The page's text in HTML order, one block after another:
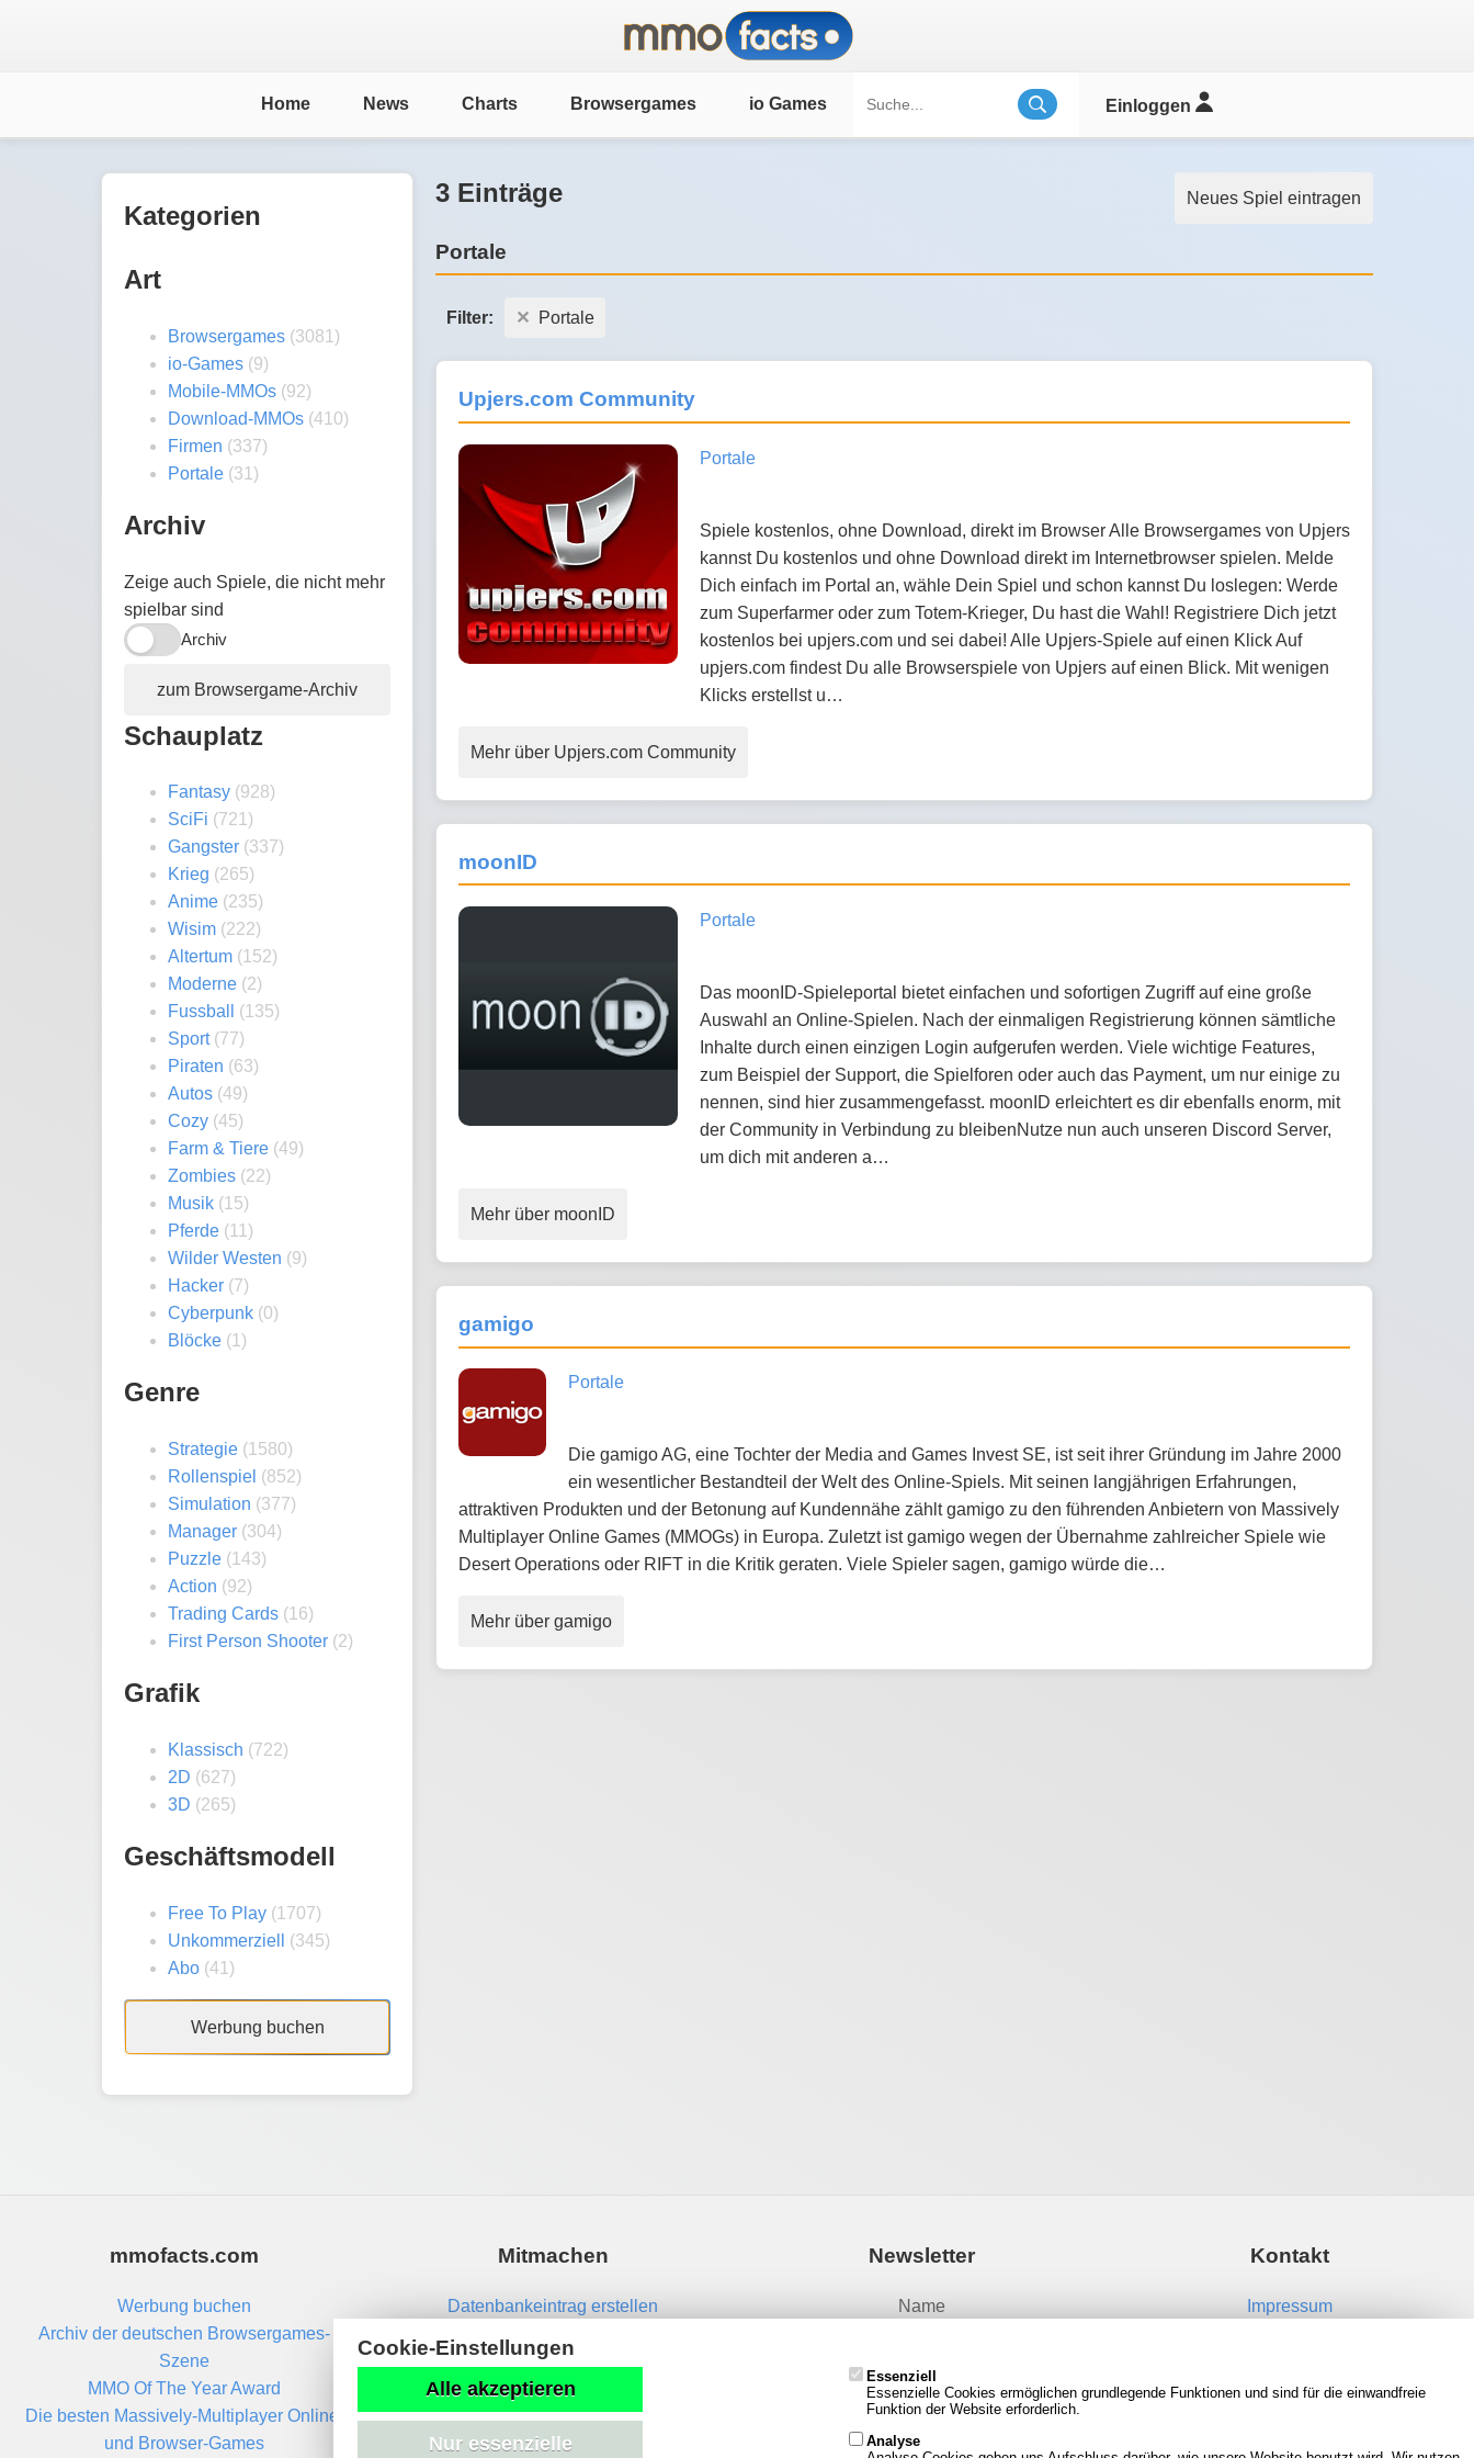
Home News Charts Browsergames io Games Einloggen
Kategorien
Art
Browsergames (3081)
io-Games (9)
Mobile-MMOs (92)
Download-MMOs (410)
Firmen (337)
Portale (31)
Archiv
Zeige auch Spiele, die nicht mehr
spielbar sind
Archiv
zum Browsergame-Archiv
Schauplatz
Fantasy (928)
SciFi (721)
Gangster (337)
Krieg (265)
Anime (235)
Wisim (222)
Altertum (152)
Moderne (2)
Fussball
(135)
Sport(77)
Piraten (63)
Autos (49)
Cozy (45)
Farm & Tiere (49)
Zombies (22)
Musik (15)
Pferde (11)
Wilder Westen (9)
Hacker (7)
Cyberpunk (0)
Blöcke (1)
Genre
Strategie (1580)
Rollenspiel (852)
Simulation (377)
Manager (304)
Puzzle (143)
Action (92)
Trading Cards (16)
First Person Shooter (2)
Grafik
Klassisch (722)
2D (627)
3D (265)
Geschäftsmodell
Free To Play (1707)
Unkommerziell
(345)
Abo (41)
Werbung buchen
Neues Spiel eintragen
3 Einträge
Portale
Filter: Portale
Upjers.com Community
Portale
Spiele kostenlos, ohne Download, direkt im Browser Alle Browsergames von Upjers
kannst Du kostenlos und ohne Download direkt im Internetbrowser spielen. Melde
Dich einfach im Portal an, wähle Dein Spiel und schon kannst Du loslegen: Werde
zum Superfarmer oder zum Totem-Krieger, Du hast die Wahl! Registriere Dich jetzt
kostenlos bei upjers.com und sei dabei! Alle Upjers-Spiele auf einen Klick Auf
upjers.com findest Du alle Browserspiele von Upjers auf einen Blick. Mit wenigen
Klicks erstellst u…
Mehr über Upjers.com Community
moonID
Portale
Das moonID-Spieleportal bietet einfachen und sofortigen Zugriff auf eine große
Auswahl an Online-Spielen. Nach der einmaligen Registrierung können sämtliche
Inhalte durch einen einzigen Login aufgerufen werden. Viele wichtige Features,
zum Beispiel der Support, die Spielforen oder auch das Payment, um nur einige zu
nennen, sind hier zusammengefasst. moonID erleichtert es dir ebenfalls enorm, mit
der Community in Verbindung zu bleibenNutze nun auch unseren Discord Server,
um dich mit anderen a…
Mehr über moonID
gamigo
Portale
Die gamigo AG, eine Tochter der Media and Games Invest SE, ist seit ihrer Gründung im Jahre 2000
ein wesentlicher Bestandteil der Welt des Online-Spiels. Mit seinen langjährigen Erfahrungen,
attraktiven Produkten und der Betonung auf Kundennähe zählt gamigo zu den führenden Anbietern von Massively
Multiplayer Online Games (MMOGs) in Europa. Zuletzt ist gamigo wegen der Übernahme zahlreicher Spiele wie
Desert Operations oder RIFT in die Kritik geraten. Viele Spieler sagen, gamigo würde die…
Mehr über gamigo
mmofacts.com
Werbung buchen
Archiv der deutschen Browsergames-
Szene
MMO Of The Year Award
Die besten Massively-Multiplayer Online-
und Browser-Games
Mitmachen
Datenbankeintrag erstellen
Newsletter
Name
Email
Kontakt
Impressum
RSS Feeds
Neue Spiele in der Datenbank
Cookie-Einstellungen
Alle akzeptieren
Nur essenzielle
Essenziell
Essenzielle Cookies ermöglichen grundlegende Funktionen und sind für die einwandfreie
Funktion der Website erforderlich.
Analyse